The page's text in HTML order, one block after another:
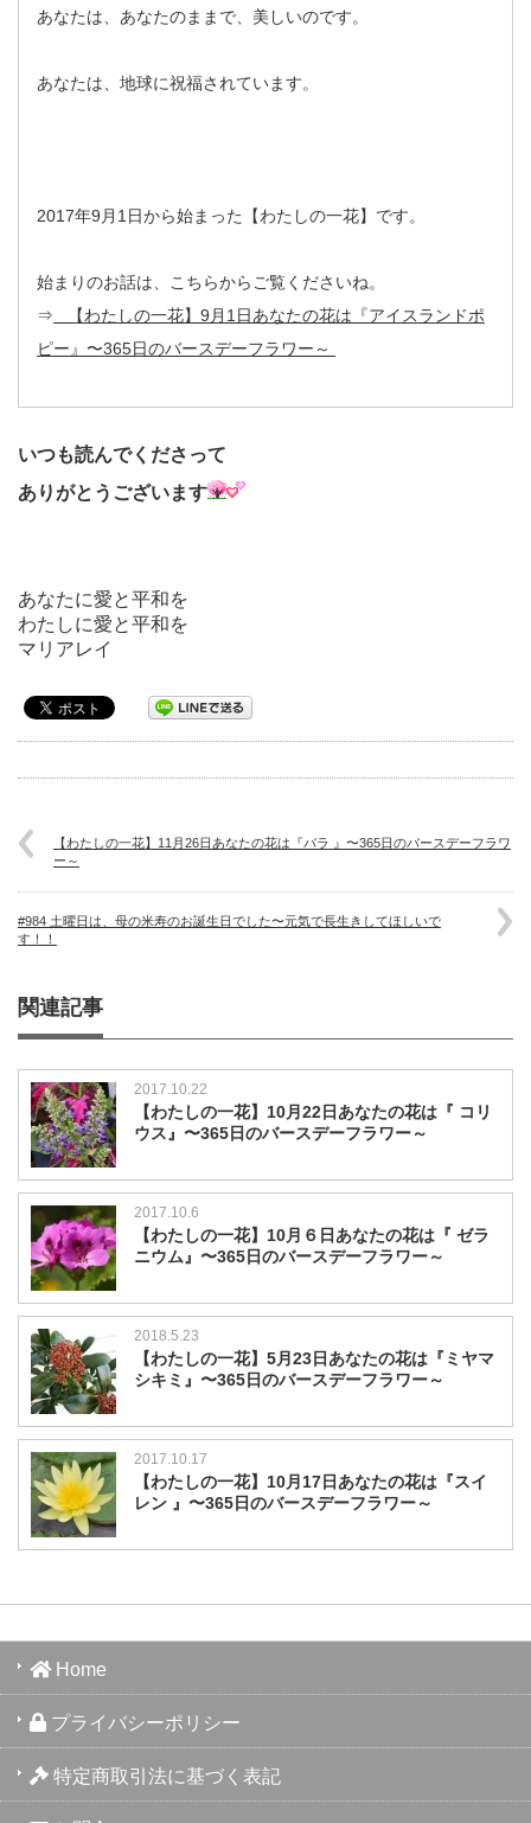
あなたは、あなたのままで、美しいのです。
あなたは、地球に祝福されています。
2017年9月1日から始まった【わたしの一花】です。
始まりのお話は、こちらからご覧くださいね。
⇒ 【わたしの一花】9月1日あなたの花は『アイスランドポ
ピー』〜365日のバースデーフラワー～
いつも読んでくださって
ありがとうございます
あなたに愛と平和を
わたしに愛と平和を
マリアレイ
【わたしの一花】11月26日あなたの花は『バラ 』〜365日のバースデーフラワ
ー～
#984 土曜日は、母の米寿のお誕生日でした〜元気で長生きしてほしいで
す！！
関連記事
2017.10.22
【わたしの一花】10月22日あなたの花は『 コリ
ウス』〜365日のバースデーフラワー～
2017.10.6
【わたしの一花】10月６日あなたの花は『 ゼラ
ニウム』〜365日のバースデーフラワー～
2018.5.23
【わたしの一花】5月23日あなたの花は『ミヤマ
シキミ』〜365日のバースデーフラワー～
2017.10.17
【わたしの一花】10月17日あなたの花は『スイ
レン 』〜365日のバースデーフラワー～
Home
プライバシーポリシー
特定商取引法に基づく表記